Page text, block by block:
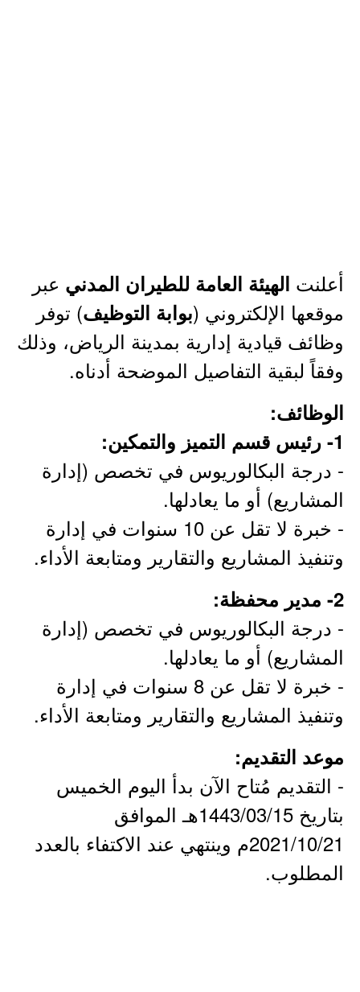
أعلنت الهيئة العامة للطيران المدني عبر
موقعها الإلكتروني (بوابة التوظيف) توفر
وظائف قيادية إدارية بمدينة الرياض، وذلك
وفقاً لبقية التفاصيل الموضحة أدناه.
الوظائف:
1- رئيس قسم التميز والتمكين:
- درجة البكالوريوس في تخصص (إدارة
المشاريع) أو ما يعادلها.
- خبرة لا تقل عن 10 سنوات في إدارة
وتنفيذ المشاريع والتقارير ومتابعة الأداء.
2- مدير محفظة:
- درجة البكالوريوس في تخصص (إدارة
المشاريع) أو ما يعادلها.
- خبرة لا تقل عن 8 سنوات في إدارة
وتنفيذ المشاريع والتقارير ومتابعة الأداء.
موعد التقديم:
- التقديم مُتاح الآن بدأ اليوم الخميس
بتاريخ 1443/03/15هـ الموافق
2021/10/21م وينتهي عند الاكتفاء بالعدد
المطلوب.